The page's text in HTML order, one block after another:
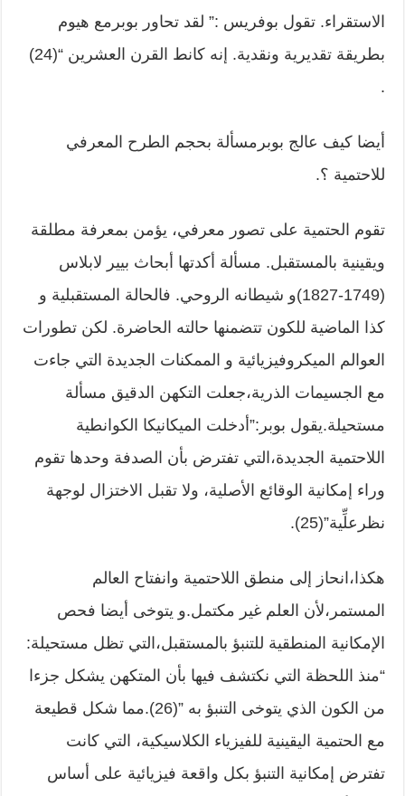
الاستقراء. تقول بوفريس :” لقد تحاور بوبرمع هيوم
بطريقة تقديرية ونقدية. إنه كانط القرن العشرين “(24)
.
أيضا كيف عالج بوبرمسألة بحجم الطرح المعرفي
للاحتمية ؟.
تقوم الحتمية على تصور معرفي، يؤمن بمعرفة مطلقة
ويقينية بالمستقبل. مسألة أكدتها أبحاث بيير لابلاس
(1749-1827)و شيطانه الروحي. فالحالة المستقبلية و
كذا الماضية للكون تتضمنها حالته الحاضرة. لكن تطورات
العوالم الميكروفيزيائية و الممكنات الجديدة التي جاءت
مع الجسيمات الذرية،جعلت التكهن الدقيق مسألة
مستحيلة.يقول بوبر:”أدخلت الميكانيكا الكوانطية
اللاحتمية الجديدة،التي تفترض بأن الصدفة وحدها تقوم
وراء إمكانية الوقائع الأصلية، ولا تقبل الاختزال لوجهة
نظرعلِّية”(25).
هكذا،انحاز إلى منطق اللاحتمية وانفتاح العالم
المستمر،لأن العلم غير مكتمل.و يتوخى أيضا فحص
الإمكانية المنطقية للتنبؤ بالمستقبل،التي تظل مستحيلة:
“منذ اللحظة التي نكتشف فيها بأن المتكهن يشكل جزءا
من الكون الذي يتوخى التنبؤ به ”(26).مما شكل قطيعة
مع الحتمية اليقينية للفيزياء الكلاسيكية، التي كانت
تفترض إمكانية التنبؤ بكل واقعة فيزيائية على أساس